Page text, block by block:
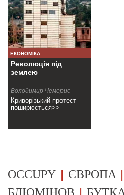
ЕКОНОМІКА
Революція під
землею
Володимир Чемерис
Криворізький протест
поширюється>>
OCCUPY | ЄВРОПА |
|